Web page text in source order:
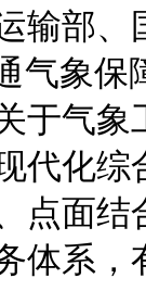
输部
气象
于气
代化
点面
体系